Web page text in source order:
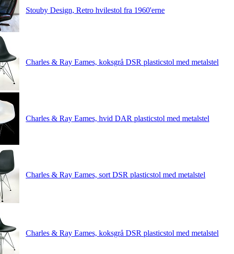
Stouby Design, Retro hvilestol fra 1960'erne
Charles & Ray Eames, koksgrå DSR plasticstol med metalstel
Charles & Ray Eames, hvid DAR plasticstol med metalstel
Charles & Ray Eames, sort DSR plasticstol med metalstel
Charles & Ray Eames, koksgrå DSR plasticstol med metalstel